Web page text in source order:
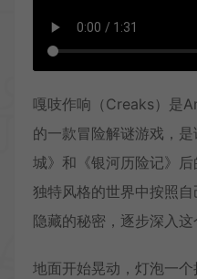
嘎吱作响（Creaks）是
的一款冒险解谜游戏，
城》和《银河历险记》
独特风格的世界中按照
隐藏的秘密，逐步深入这
地面开始晃动，灯泡一